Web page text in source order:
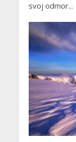
svoj odmor...